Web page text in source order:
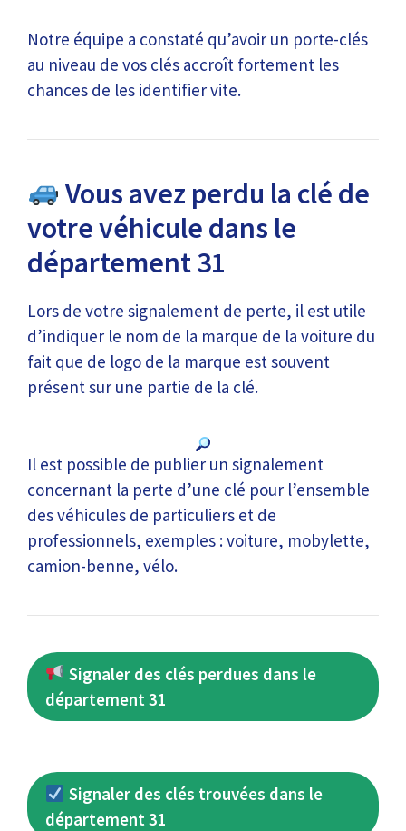
Notre équipe a constaté qu’avoir un porte-clés
au niveau de vos clés accroît fortement les
chances de les identifier vite.
Vous avez perdu la clé de
votre véhicule dans le
département 31
Lors de votre signalement de perte, il est utile
d’indiquer le nom de la marque de la voiture du
fait que de logo de la marque est souvent
présent sur une partie de la clé.
Il est possible de publier un signalement
concernant la perte d’une clé pour l’ensemble
des véhicules de particuliers et de
professionnels, exemples : voiture, mobylette,
camion-benne, vélo.
Signaler des clés perdues dans le
département 31
Signaler des clés trouvées dans le
département 31